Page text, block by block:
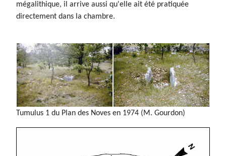
mégalithique, il arrive aussi qu'elle ait été pratiquée
directement dans la chambre.
Tumulus 1 du Plan des Noves en 1974 (M. Gourdon)